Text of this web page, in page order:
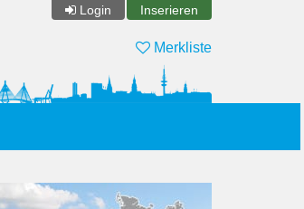
Login Inserieren
Merkliste